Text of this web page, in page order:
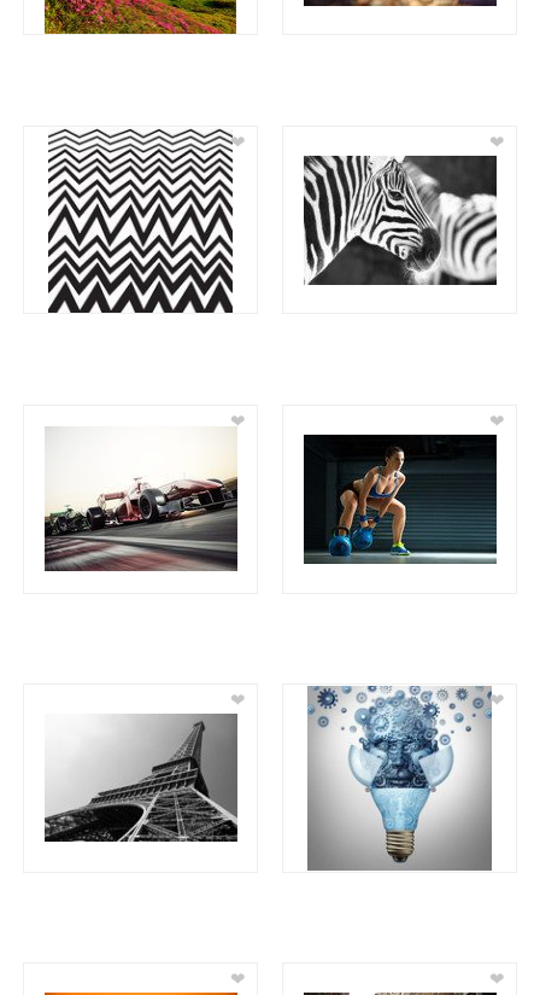
❤ ❤
❤ ❤
❤ ❤
❤ ❤